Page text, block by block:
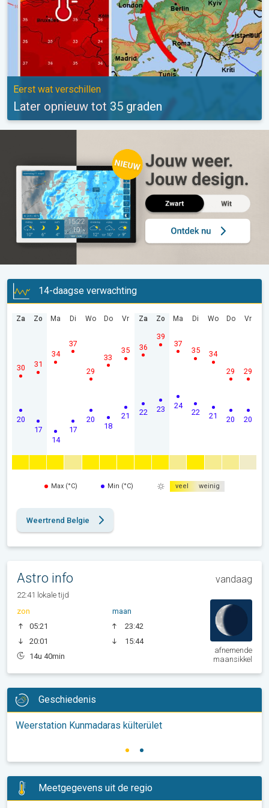
Eerst wat verschillen
Later opnieuw tot 35 graden
14-daagse verwachting
Za
20
30
Zo
17
31
Ma
14
34
Di
17
37
Wo
20
29
Do
18
33
Vr
21
35
Za
22
36
Zo
23
39
Ma
24
37
Di
22
35
Wo
21
34
Do
20
29
Vr
20
29
Max (°C) Min (°C) veel weinig
Weertrend Belgie
Astro info vandaag
22:41 lokale tijd
zon
05:21
20:01
14u 40min
maan
23:42
15:44
afnemende
maansikkel
Geschiedenis
Weerstation Kunmadaras külterület
Meetgegevens uit de regio